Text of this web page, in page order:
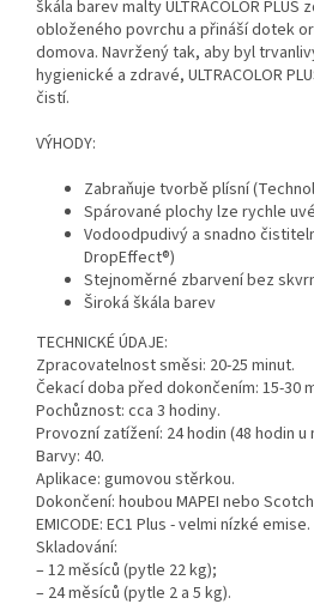
škála barev malty ULTRACOLOR PLUS
obloženého povrchu a přináší dotek
domova. Navržený tak, aby byl
hygienické a zdravé, ULTRACOLOR
čistí.
VÝHODY:
Zabraňuje tvorbě plísní
Spárované plochy lze rychle
Vodoodpudivý a snadno
DropEffect®)
Stejnoměrné zbarvení bez
Široká škála barev
TECHNICKÉ ÚDAJE:
Zpracovatelnost směsi: 20-25 minut.
Čekací doba před dokončením: 15-30
Pochůznost: cca 3 hodiny.
Provozní zatížení: 24 hodin (48 hodin u
Barvy: 40.
Aplikace: gumovou stěrkou.
Dokončení: houbou MAPEI nebo
EMICODE: EC1 Plus - velmi nízké emise.
Skladování:
– 12 měsíců (pytle 22 kg);
– 24 měsíců (pytle 2 a 5 kg).